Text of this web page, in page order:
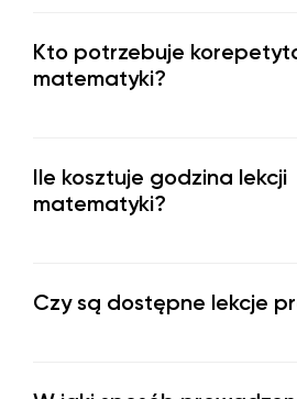
Kto potrzebuje
matematyki?
Ile kosztuje godzina lekcji
matematyki?
Czy są dostępne lekcje